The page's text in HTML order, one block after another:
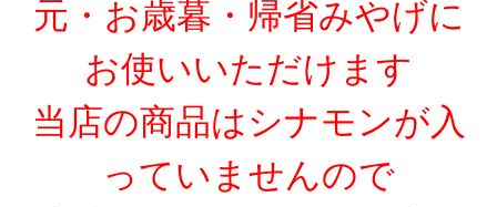
元・お歳暮・帰省みやげに
お使いいただけます
当店の商品はシナモンが入
っていませんので